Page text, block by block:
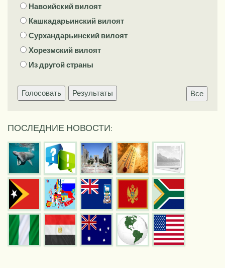
Навоийский вилоят
Кашкадарьинский вилоят
Сурхандарьинский вилоят
Хорезмский вилоят
Из другой страны
Голосовать Результаты Все
ПОСЛЕДНИЕ НОВОСТИ: